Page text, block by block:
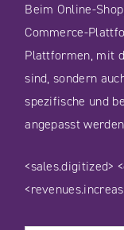
Beim Online-
Commerce-
Plattformen, mit
sind, sondern
spezifische und
angepasst
<sales.digitized>